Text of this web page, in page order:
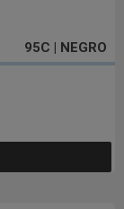
95C | NEGRO